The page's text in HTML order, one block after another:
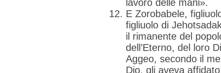
lavoro delle mani».
E Zorobabele,
figliuolo di
il rimanente del
dell’Eterno, del loro
Aggeo, secondo il
Dio, gli aveva